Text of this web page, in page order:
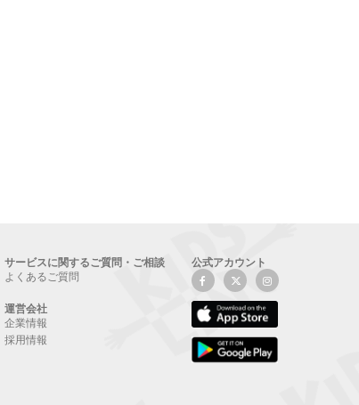
サービスに関するご質問・ご相談
よくあるご質問
運営会社
企業情報
採用情報
公式アカウント